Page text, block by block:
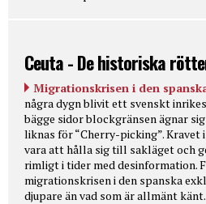
Ceuta - De historiska
Migrationskrisen i den
några dygn blivit ett svenskt
bägge sidor blockgränsen ägnar
liknas för “Cherry-picking”.
vara att hålla sig till sakläget och
rimligt i tider med desinformation.
migrationskrisen i den spanska
djupare än vad som är allmänt känt.